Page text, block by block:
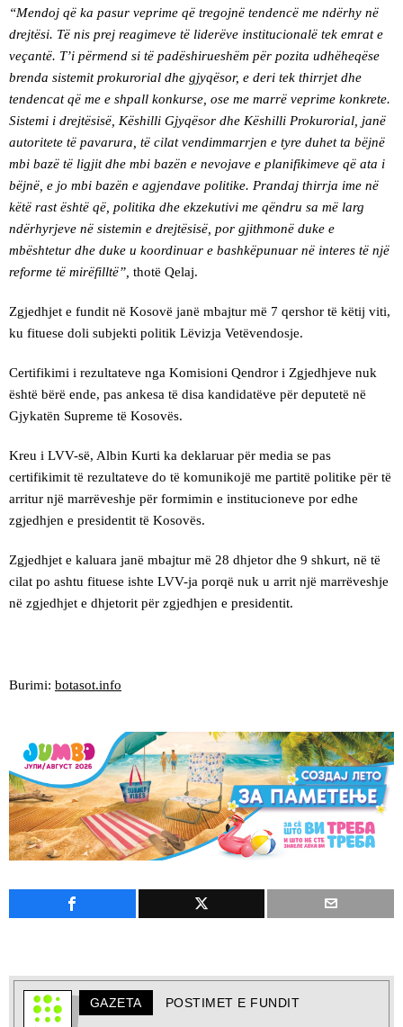
“Mendoj që ka pasur veprime që tregojnë tendencë me ndërhy në
drejtësi. Të nis prej reagimeve të liderëve institucionalë tek emrat e
veçantë. T’i përmend si të padëshirueshëm për pozita udhëheqëse
brenda sistemit prokurorial dhe gjyqësor, e deri tek thirrjet dhe
tendencat që me e shpall konkurse, ose me marrë veprime konkrete.
Sistemi i drejtësisë, Këshilli Gjyqësor dhe Këshilli Prokurorial, janë
autoritete të pavarura, të cilat vendimmarrjen e tyre duhet ta bëjnë
mbi bazë të ligjit dhe mbi bazën e nevojave e planifikimeve që ata i
bëjnë, e jo mbi bazën e agjendave politike. Prandaj thirrja ime në
këtë rast është që, politika dhe ekzekutivi me qëndru sa më larg
ndërhyrjeve në sistemin e drejtësisë, por gjithmonë duke e
mbështetur dhe duke u koordinuar e bashkëpunuar në interes të një
reforme të mirëfilltë”, thotë Qelaj.
Zgjedhjet e fundit në Kosovë janë mbajtur më 7 qershor të këtij viti,
ku fituese doli subjekti politik Lëvizja Vetëvendosje.
Certifikimi i rezultateve nga Komisioni Qendror i Zgjedhjeve nuk
është bërë ende, pas ankesa të disa kandidatëve për deputetë në
Gjykatën Supreme të Kosovës.
Kreu i LVV-së, Albin Kurti ka deklaruar për media se pas
certifikimit të rezultateve do të komunikojë me partitë politike për të
arritur një marrëveshje për formimin e institucioneve por edhe
zgjedhjen e presidentit të Kosovës.
Zgjedhjet e kaluara janë mbajtur më 28 dhjetor dhe 9 shkurt, në të
cilat po ashtu fituese ishte LVV-ja porqë nuk u arrit një marrëveshje
në zgjedhjet e dhjetorit për zgjedhjen e presidentit.
Burimi: botasot.info
GAZETA POSTIMET E FUNDIT